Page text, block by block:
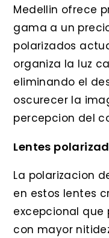
Medellin ofrece
gama a un
polarizados
organiza la luz
eliminando el
oscurecer la
percepcion del
Lentes
La polarizacion
en estos lentes
excepcional que
con mayor